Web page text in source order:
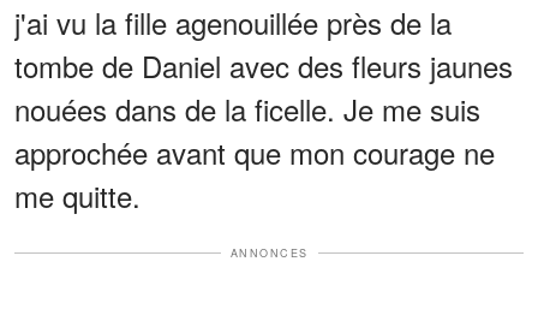
j'ai vu la fille agenouillée près de la
tombe de Daniel avec des fleurs jaunes
nouées dans de la ficelle. Je me suis
approchée avant que mon courage ne
me quitte.
ANNONCES